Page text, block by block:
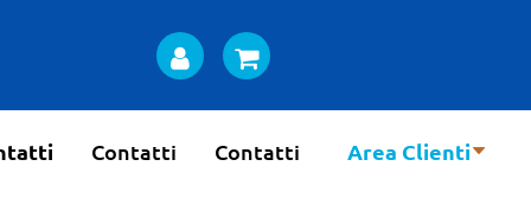
Contatti Contatti Area Clienti